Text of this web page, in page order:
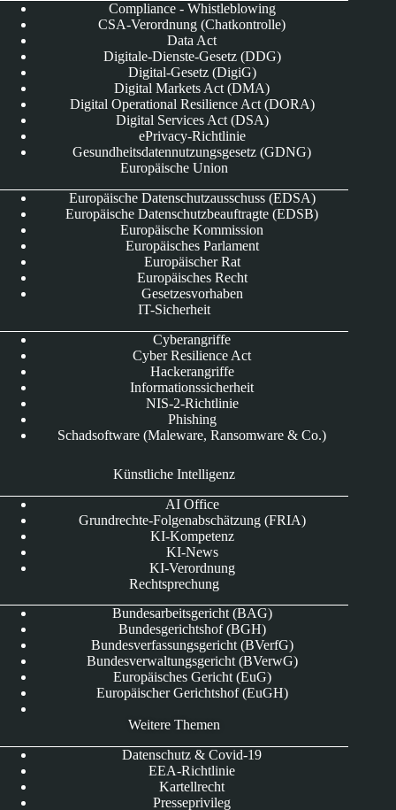
Compliance - Whistleblowing
CSA-Verordnung (Chatkontrolle)
Data Act
Digitale-Dienste-Gesetz (DDG)
Digital-Gesetz (DigiG)
Digital Markets Act (DMA)
Digital Operational Resilience Act (DORA)
Digital Services Act (DSA)
ePrivacy-Richtlinie
Gesundheitsdatennutzungsgesetz (GDNG)
Europäische Union
Europäische Datenschutzausschuss (EDSA)
Europäische Datenschutzbeauftragte (EDSB)
Europäische Kommission
Europäisches Parlament
Europäischer Rat
Europäisches Recht
Gesetzesvorhaben
IT-Sicherheit
Cyberangriffe
Cyber Resilience Act
Hackerangriffe
Informationssicherheit
NIS-2-Richtlinie
Phishing
Schadsoftware (Maleware, Ransomware & Co.)
Künstliche Intelligenz
AI Office
Grundrechte-Folgenabschätzung (FRIA)
KI-Kompetenz
KI-News
KI-Verordnung
Rechtsprechung
Bundesarbeitsgericht (BAG)
Bundesgerichtshof (BGH)
Bundesverfassungsgericht (BVerfG)
Bundesverwaltungsgericht (BVerwG)
Europäisches Gericht (EuG)
Europäischer Gerichtshof (EuGH)
Weitere Themen
Datenschutz & Covid-19
EEA-Richtlinie
Kartellrecht
Presseprivileg